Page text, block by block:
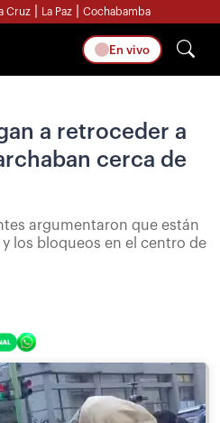
Cruz La Paz Cochabamba
En vivo
a retroceder a
cerca de
argumentaron que están
los bloqueos en el centro de